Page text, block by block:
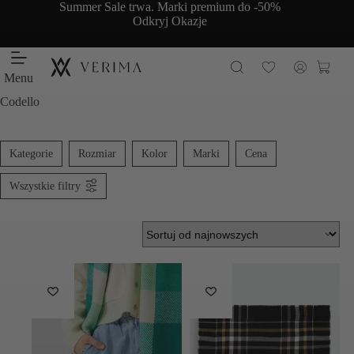
Summer Sale trwa. Marki premium do -50%
Odkryj Okazje
Menu Koszyk
Codello
Kategorie Rozmiar Kolor Marki Cena
Wszystkie filtry